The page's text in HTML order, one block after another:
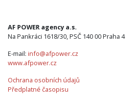
AF POWER agency a.s.
Na Pankráci 1618/30, PSČ 140 00 Praha 4
E-mail: info@afpower.cz
www.afpower.cz
Ochrana osobních údajů
Předplatné časopisu